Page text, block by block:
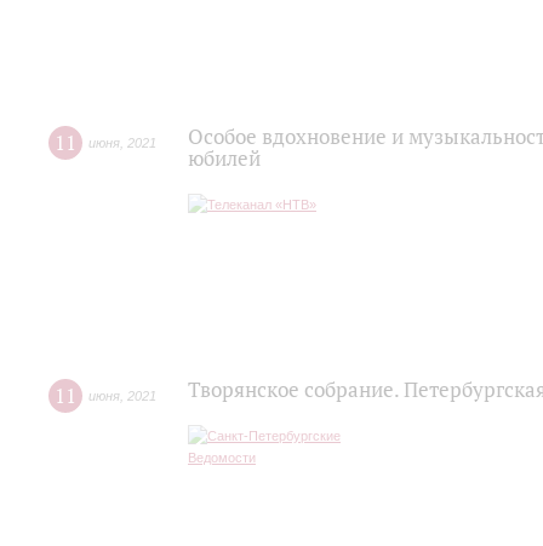
11 июня 2021
Особое вдохновение и
юбилей
11 июня 2021 Творянское собрание.